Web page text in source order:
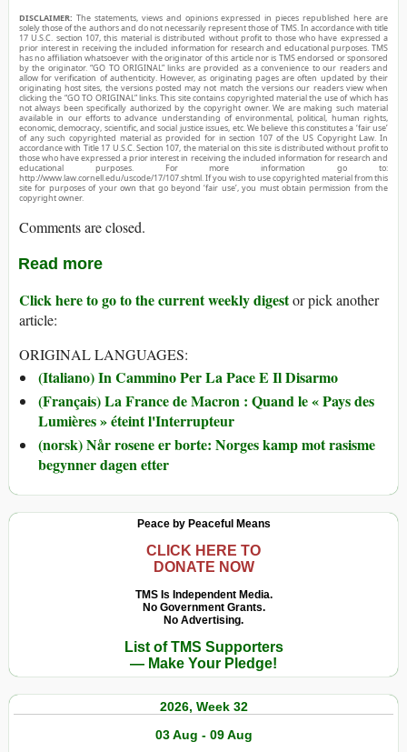
DISCLAIMER: The statements, views and opinions expressed in pieces republished here are
solely those of the authors and do not necessarily represent those of TMS. In accordance with title
17 U.S.C. section 107, this material is distributed without profit to those who have expressed a
prior interest in receiving the included information for research and educational purposes. TMS
has no affiliation whatsoever with the originator of this article nor is TMS endorsed or sponsored
by the originator. “GO TO ORIGINAL” links are provided as a convenience to our readers and
allow for verification of authenticity. However, as originating pages are often updated by their
originating host sites, the versions posted may not match the versions our readers view when
clicking the “GO TO ORIGINAL” links. This site contains copyrighted material the use of which has
not always been specifically authorized by the copyright owner. We are making such material
available in our efforts to advance understanding of environmental, political, human rights,
economic, democracy, scientific, and social justice issues, etc. We believe this constitutes a ‘fair use’
of any such copyrighted material as provided for in section 107 of the US Copyright Law. In
accordance with Title 17 U.S.C. Section 107, the material on this site is distributed without profit to
those who have expressed a prior interest in receiving the included information for research and
educational purposes. For more information go to:
http://www.law.cornell.edu/uscode/17/107.shtml. If you wish to use copyrighted material from this
site for purposes of your own that go beyond ‘fair use’, you must obtain permission from the
copyright owner.
Comments are closed.
Read more
Click here to go to the current weekly digestor pick another
article:
ORIGINAL LANGUAGES:
(Italiano) In Cammino Per La Pace E Il Disarmo
(Français) La France de Macron : Quand le « Pays des
Lumières » éteint l'Interrupteur
(norsk) Når rosene er borte: Norges kamp mot rasisme
begynner dagen etter
Peace by Peaceful Means
CLICK HERE TO
DONATE NOW
TMS Is Independent Media.
No Government Grants.
No Advertising.
List of TMS Supporters
— Make Your Pledge!
2026, Week 32
03 Aug - 09 Aug